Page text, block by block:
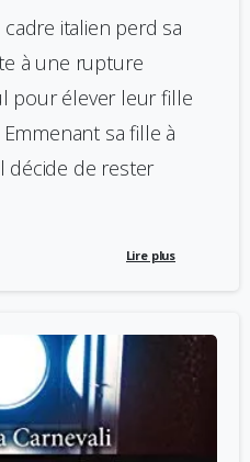
italien perd sa
à une rupture
pour élever leur fille
sa fille à
décide de rester
Lire plus